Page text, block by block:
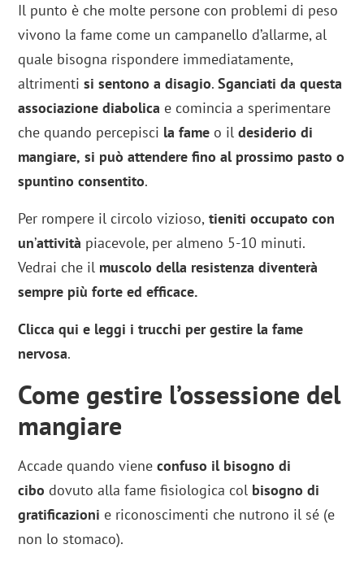
Il punto è che molte persone con problemi di peso
vivono la fame come un campanello d’allarme, al
quale bisogna rispondere immediatamente,
altrimentisi sentono a disagio.Sganciati da questa
associazione diabolica e comincia a sperimentare
che quando percepisci la fame o ildesiderio di
mangiare, si può attendere fino al prossimo pasto o
spuntino consentito.
Per rompere il circolo vizioso, tieniti occupato con
un’attività piacevole, per almeno 5-10 minuti.
Vedrai che il muscolo della resistenza diventerà
sempre più forte ed efficace.
Clicca qui e leggi i trucchi per gestire la fame
nervosa.
Come gestire l’ossessione del
mangiare
Accade quando vieneconfuso il bisogno di
cibo dovuto alla fame fisiologica col bisogno di
gratificazioni e riconoscimenti che nutrono il sé (e
non lo stomaco).